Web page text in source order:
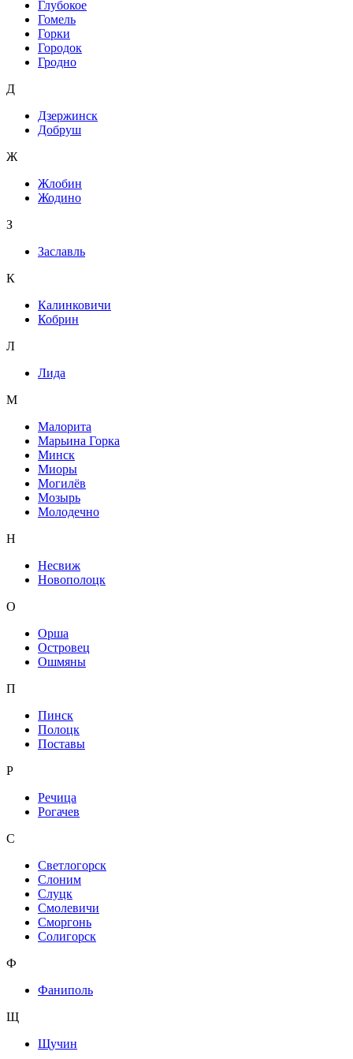
Глубокое
Гомель
Горки
Городок
Гродно
Д
Дзержинск
Добруш
Ж
Жлобин
Жодино
З
Заславль
К
Калинковичи
Кобрин
Л
Лида
М
Малорита
Марьина Горка
Минск
Миоры
Могилёв
Мозырь
Молодечно
Н
Несвиж
Новополоцк
О
Орша
Островец
Ошмяны
П
Пинск
Полоцк
Поставы
Р
Речица
Рогачев
С
Светлогорск
Слоним
Слуцк
Смолевичи
Сморгонь
Солигорск
Ф
Фаниполь
Щ
Щучин